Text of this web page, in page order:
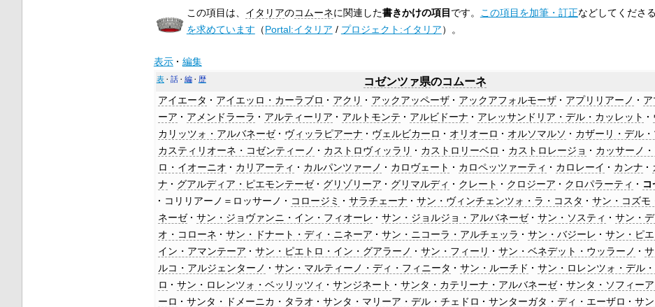
この項目は、 イタリアのコムーネに関連した書きかけの項目 です。 この項目を加筆・訂正などしてくださる
を求めています （Portal:イタリア / プロジェクト:イタリア）。
表示 編集
表 話 編 歴 コゼンツァ県のコムーネ
アイエータ アイエッロ・カーラブロ アクリ アックアッペーザ アックアフォルモーザ アプリリアーノ
ーア
アメンドラーラ アルティーリア アルトモンテ アルビドーナ アレッサンドリア・デル・カッレット
カリッツォ・アルバネーゼ
ヴィッラピアーナ ヴェルビカーロ オリオーロ オルソマルソ
カザーリ・デル
カスティリオーネ・コゼンティーノ
カストロヴィッラリ カストロリーベロ カストロレージョ
カッサーノ
ロ・イオーニオ
カリアーティ カルパンツァーノ カロヴェート カロペッツァーティ カロレーイ カンナ
ナ
グアルディア・ピエモンテーゼ グリゾリーア グリマルディ クレート クロジーア クロパラーティ
コ
コリリアーノ＝ロッサーノ
コロージミ サラチェーナ サン・ヴィンチェンツォ・ラ・コスタ
サン・コズモ
ネーゼ
サン・ジョヴァンニ・イン・フィオーレ サン・ジョルジョ・アルバネーゼ サン・ソスティ
サン・
オ・コローネ
サン・ドナート・ディ・ニネーア サン・ニコーラ・アルチェッラ サン・バジーレ
サン・ピエ
イン・アマンテーア
サン・ピエトロ・イン・グアラーノ サン・フィーリ サン・ベネデット・ウッラーノ
ルコ・アルジェンターノ
サン・マルティーノ・ディ・フィニータ サン・ルーチド
サン・ロレンツォ・デル
ロ
サン・ロレンツォ・ベッリッツィ サンジネート サンタ・カテリーナ・アルバネーゼ
サンタ・ソフィー
ーロ
サンタ・ドメーニカ・タラオ サンタ・マリーア・デル・チェドロ サンターガタ・ディ・エーザロ
サ